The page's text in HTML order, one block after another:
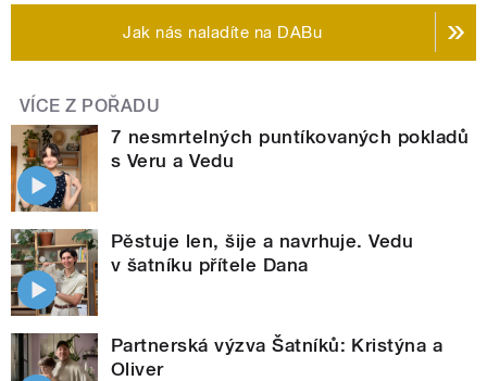
Jak nás naladíte na DABu
VÍCE Z POŘADU
7 nesmrtelných puntíkovaných pokladů
s Veru a Vedu
Pěstuje len, šije a navrhuje. Vedu
v šatníku přítele Dana
Partnerská výzva Šatníků: Kristýna a
Oliver